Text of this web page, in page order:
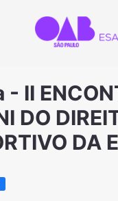
- II
DO
DA